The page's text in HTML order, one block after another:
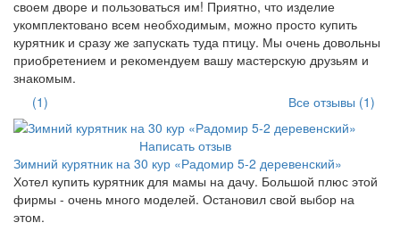
своем дворе и пользоваться им! Приятно, что изделие
укомплектовано всем необходимым, можно просто купить
курятник и сразу же запускать туда птицу. Мы очень довольны
приобретением и рекомендуем вашу мастерскую друзьям и
знакомым.
(1)
Все отзывы (1)
Написать отзыв
Зимний курятник на 30 кур «Радомир 5-2 деревенский»
Хотел купить курятник для мамы на дачу. Большой плюс этой
фирмы - очень много моделей. Остановил свой выбор на
этом.